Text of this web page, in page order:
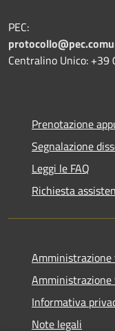
PEC:
Centralino Unico: +39
Prenotazione
Segnalazione
Leggi le FAQ
Richiesta
Informativa
Note legali